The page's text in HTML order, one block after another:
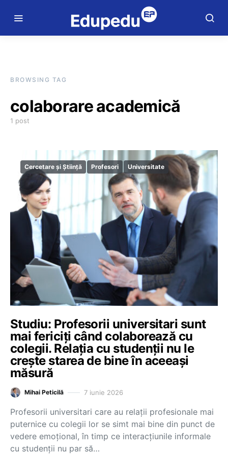
BROWSING TAG
colaborare academică
1 post
Cercetare și Știință Profesori Universitate
Studiu: Profesorii universitari sunt
mai fericiți când colaborează cu
colegii. Relația cu studenții nu le
crește starea de bine în aceeași
măsură
Mihai Peticilă 7 iunie 2026
Profesorii universitari care au relații profesionale mai
puternice cu colegii lor se simt mai bine din punct de
vedere emoțional, în timp ce interacțiunile informale
cu studenții nu par să…